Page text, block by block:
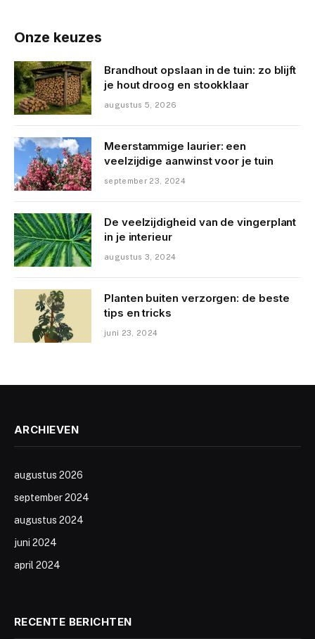
Onze keuzes
Brandhout opslaan in de tuin: zo blijft
je hout droog en stookklaar
augustus 5, 2026
Meerstammige laurier: een
veelzijdige aanwinst voor je tuin
september 23, 2024
De veelzijdigheid van de vingerplant
in je interieur
augustus 3, 2024
Planten buiten verzorgen: de beste
tips en tricks
juni 23, 2024
ARCHIEVEN
augustus 2026
september 2024
augustus 2024
juni 2024
april 2024
RECENTE BERICHTEN